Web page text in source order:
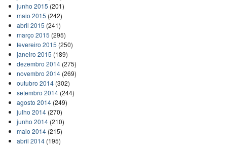
junho 2015 (201)
maio 2015 (242)
abril 2015 (241)
março 2015 (295)
fevereiro 2015 (250)
janeiro 2015 (189)
dezembro 2014(275)
novembro 2014(269)
outubro 2014(302)
setembro 2014(244)
agosto 2014(249)
julho 2014(270)
junho 2014(210)
maio 2014(215)
abril 2014(195)